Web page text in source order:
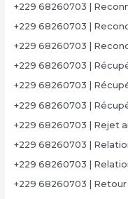
+229 68260703 |
+229 68260703 |
+229 68260703 |
+229 68260703 |
+229 68260703 |
+229 68260703 |
+229 68260703 | Rejet
+229 68260703 |
+229 68260703 |
+229 68260703 |